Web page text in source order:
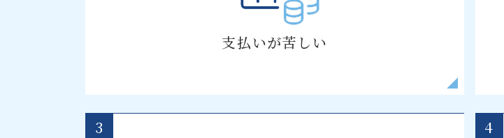
支払いが苦しい
3 4